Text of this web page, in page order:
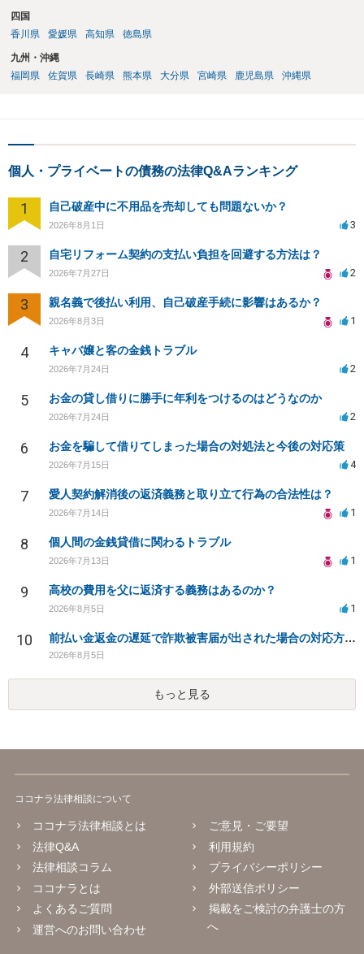
四国
香川県
愛媛県 高知県 徳島県
九州・沖縄
福岡県
佐賀県 長崎県 熊本県 大分県 宮崎県 鹿児島県 沖縄県
個人・プライベートの債務の法律Q&Aランキング
1 自己破産中に不用品を売却しても問題ないか？
2026年8月1日 3
2 自宅リフォーム契約の支払い負担を回避する方法は？
2026年7月27日 2
3 親名義で後払い利用、自己破産手続に影響はあるか？
2026年8月3日 1
4 キャバ嬢と客の金銭トラブル
2026年7月24日 2
5 お金の貸し借りに勝手に年利をつけるのはどうなのか
2026年7月24日 2
6 お金を騙して借りてしまった場合の対処法と今後の対応策
2026年7月15日 4
7 愛人契約解消後の返済義務と取り立て行為の合法性は？
2026年7月14日 1
8 個人間の金銭貸借に関わるトラブル
2026年7月13日 1
9 高校の費用を父に返済する義務はあるのか？
2026年8月5日 1
10 前払い金返金の遅延で詐欺被害届が出された場合の対応方法は？
2026年8月5日
もっと見る
ココナラ法律相談について
ココナラ法律相談とは
法律Q&A
法律相談コラム
ココナラとは
よくあるご質問
運営へのお問い合わせ
ご意見・ご要望
利用規約
プライバシーポリシー
外部送信ポリシー
掲載をご検討の弁護士の方
へ